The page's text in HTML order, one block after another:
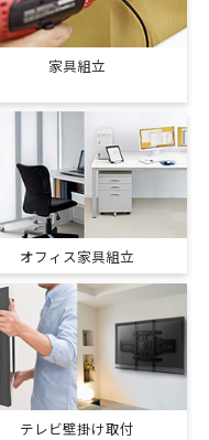
家具組立
オフィス家具組立
テレビ壁掛け取付